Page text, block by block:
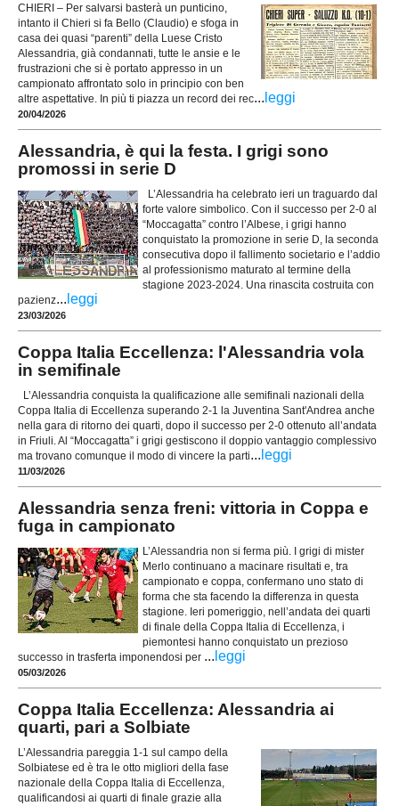
CHIERI – Per salvarsi basterà un punticino,
intanto il Chieri si fa Bello (Claudio) e sfoga in
casa dei quasi “parenti” della Luese Cristo
Alessandria, già condannati, tutte le ansie e le
frustrazioni che si è portato appresso in un
campionato affrontato solo in principio con ben
altre aspettative. In più ti piazza un record dei rec... leggi
20/04/2026
Alessandria, è qui la festa. I grigi sono
promossi in serie D
L’Alessandria ha celebrato ieri un traguardo dal
forte valore simbolico. Con il successo per 2-0 al
“Moccagatta” contro l’Albese, i grigi hanno
conquistato la promozione in serie D, la seconda
consecutiva dopo il fallimento societario e l’addio
al professionismo maturato al termine della
stagione 2023-2024. Una rinascita costruita con
pazienz... leggi
23/03/2026
Coppa Italia Eccellenza: l'Alessandria vola
in semifinale
L’Alessandria conquista la qualificazione alle semifinali nazionali della
Coppa Italia di Eccellenza superando 2-1 la Juventina Sant'Andrea anche
nella gara di ritorno dei quarti, dopo il successo per 2-0 ottenuto all’andata
in Friuli. Al “Moccagatta” i grigi gestiscono il doppio vantaggio complessivo
ma trovano comunque il modo di vincere la parti... leggi
11/03/2026
Alessandria senza freni: vittoria in Coppa e
fuga in campionato
L’Alessandria non si ferma più. I grigi di mister
Merlo continuano a macinare risultati e, tra
campionato e coppa, confermano uno stato di
forma che sta facendo la differenza in questa
stagione. Ieri pomeriggio, nell’andata dei quarti
di finale della Coppa Italia di Eccellenza, i
piemontesi hanno conquistato un prezioso
successo in trasferta imponendosi per ... leggi
05/03/2026
Coppa Italia Eccellenza: Alessandria ai
quarti, pari a Solbiate
L’Alessandria pareggia 1-1 sul campo della
Solbiatese ed è tra le otto migliori della fase
nazionale della Coppa Italia di Eccellenza,
qualificandosi ai quarti di finale grazie alla